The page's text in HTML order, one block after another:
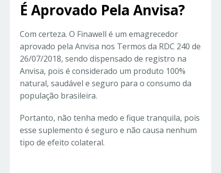
É Aprovado Pela Anvisa?
Com certeza. O Finawell é um emagrecedor
aprovado pela Anvisa nos Termos da RDC 240 de
26/07/2018, sendo dispensado de registro na
Anvisa, pois é considerado um produto 100%
natural, saudável e seguro para o consumo da
população brasileira.
Portanto, não tenha medo e fique tranquila, pois
esse suplemento é seguro e não causa nenhum
tipo de efeito colateral.